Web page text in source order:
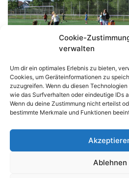
Cookie-
verwalten
Um dir ein optimales Erlebnis zu bieten,
Cookies, um Geräteinformationen zu
zuzugreifen. Wenn du diesen
wie das Surfverhalten oder eindeutige IDs
Wenn du deine Zustimmung nicht erteilst
bestimmte Merkmale und Funktionen
Ablehnen
Nun gilt es, die Laufzettel
Spendengelder